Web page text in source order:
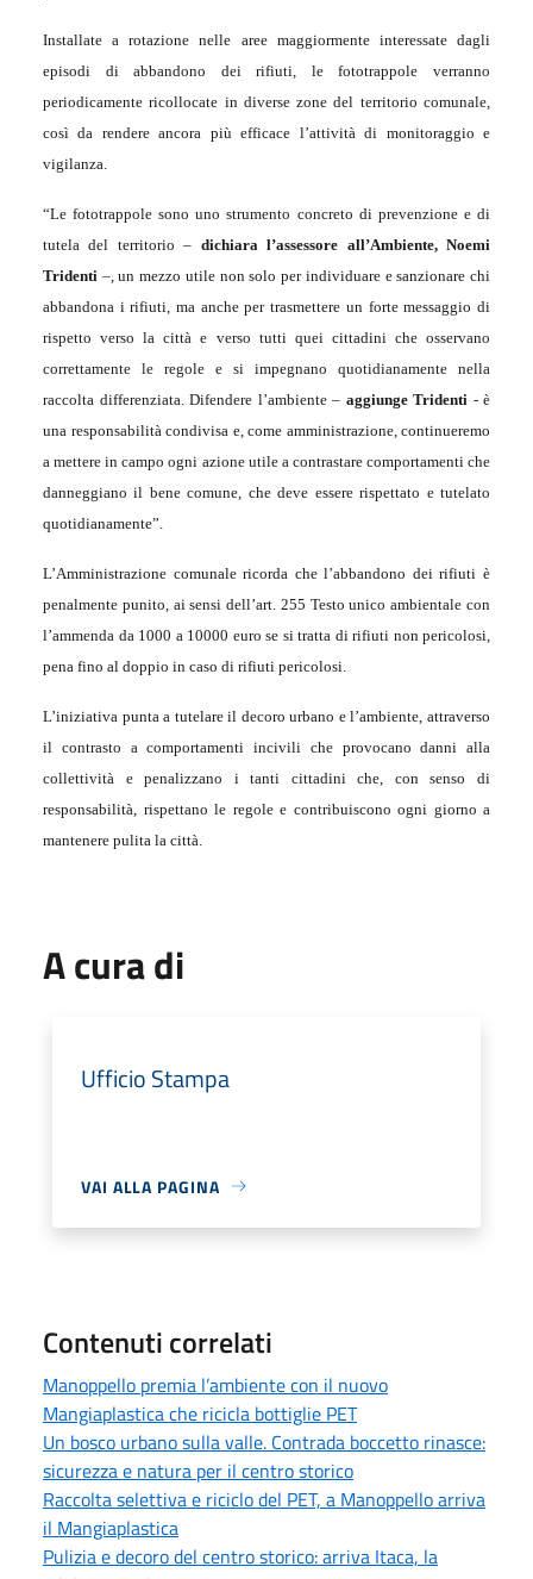
Installate a rotazione nelle aree maggiormente interessate dagli
episodi di abbandono dei rifiuti, le fototrappole verranno
periodicamente ricollocate in diverse zone del territorio comunale,
così da rendere ancora più efficace l’attività di monitoraggio e
vigilanza.
“Le fototrappole sono uno strumento concreto di prevenzione e di
tutela del territorio – dichiara l’assessore all’Ambiente, Noemi
Tridenti –, un mezzo utile non solo per individuare e sanzionare chi
abbandona i rifiuti, ma anche per trasmettere un forte messaggio di
rispetto verso la città e verso tutti quei cittadini che osservano
correttamente le regole e si impegnano quotidianamente nella
raccolta differenziata. Difendere l’ambiente – aggiunge Tridenti - è
una responsabilità condivisa e, come amministrazione, continueremo
a mettere in campo ogni azione utile a contrastare comportamenti che
danneggiano il bene comune, che deve essere rispettato e tutelato
quotidianamente”.
L’Amministrazione comunale ricorda che l’abbandono dei rifiuti è
penalmente punito, ai sensi dell’art. 255 Testo unico ambientale con
l’ammenda da 1000 a 10000 euro se si tratta di rifiuti non pericolosi,
pena fino al doppio in caso di rifiuti pericolosi.
L’iniziativa punta a tutelare il decoro urbano e l’ambiente, attraverso
il contrasto a comportamenti incivili che provocano danni alla
collettività e penalizzano i tanti cittadini che, con senso di
responsabilità, rispettano le regole e contribuiscono ogni giorno a
mantenere pulita la città.
A cura di
Ufficio Stampa
VAI ALLA PAGINA
Contenuti correlati
Manoppello premia l’ambiente con il nuovo
Mangiaplastica che ricicla bottiglie PET
Un bosco urbano sulla valle. Contrada boccetto rinasce:
sicurezza e natura per il centro storico
Raccolta selettiva e riciclo del PET, a Manoppello arriva
il Mangiaplastica
Pulizia e decoro del centro storico: arriva Itaca, la